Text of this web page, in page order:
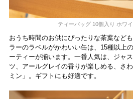
ティーバッグ 10個入り ホワ
おうち時間のお供にぴったりな茶葉など
ラーのラベルがかわいい缶は、15種以上
ーティーが揃います。一番人気は、ジャ
ツ、アールグレイの香りが楽しめる、さ
ミン」。ギフトにも好適です。